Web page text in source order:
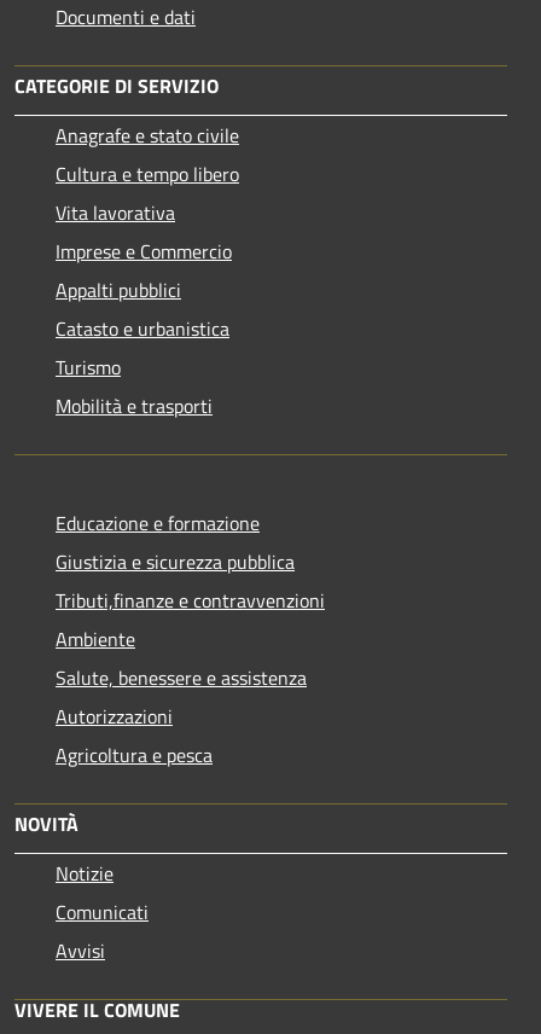
Documenti e dati
CATEGORIE DI SERVIZIO
Anagrafe e stato civile
Cultura e tempo libero
Vita lavorativa
Imprese e Commercio
Appalti pubblici
Catasto e urbanistica
Turismo
Mobilità e trasporti
Educazione e formazione
Giustizia e sicurezza pubblica
Tributi,finanze e contravvenzioni
Ambiente
Salute, benessere e assistenza
Autorizzazioni
Agricoltura e pesca
NOVITÀ
Notizie
Comunicati
Avvisi
VIVERE IL COMUNE